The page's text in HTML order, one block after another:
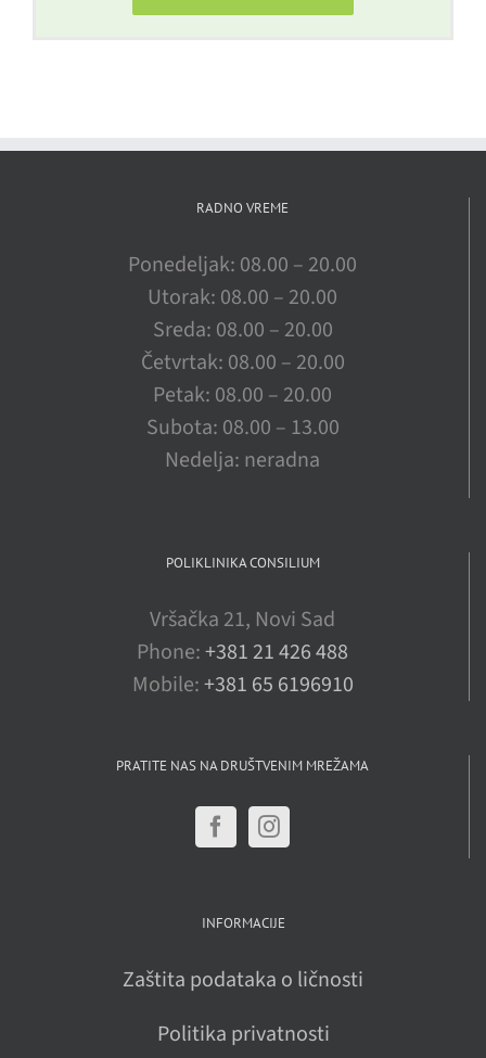
RADNO VREME
Ponedeljak: 08.00 – 20.00
Utorak: 08.00 – 20.00
Sreda: 08.00 – 20.00
Četvrtak: 08.00 – 20.00
Petak: 08.00 – 20.00
Subota: 08.00 – 13.00
Nedelja: neradna
POLIKLINIKA CONSILIUM
Vršačka 21, Novi Sad
Phone:+381 21 426 488
Mobile:+381 65 6196910
PRATITE NAS NA DRUŠTVENIM MREŽAMA
INFORMACIJE
Zaštita podataka o ličnosti
Politika privatnosti